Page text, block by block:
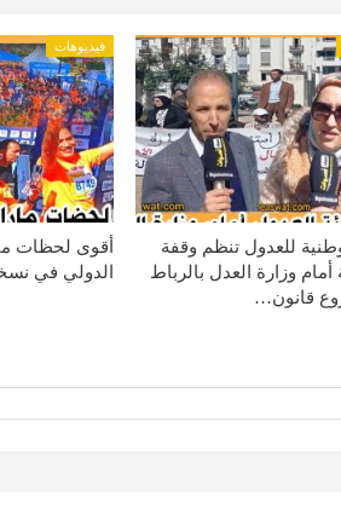
للعدول تنظم وقفة
أمام وزارة العدل بالرباط
قانون…
فيديوهات
أقوى لحظات
الدولي في نسخه